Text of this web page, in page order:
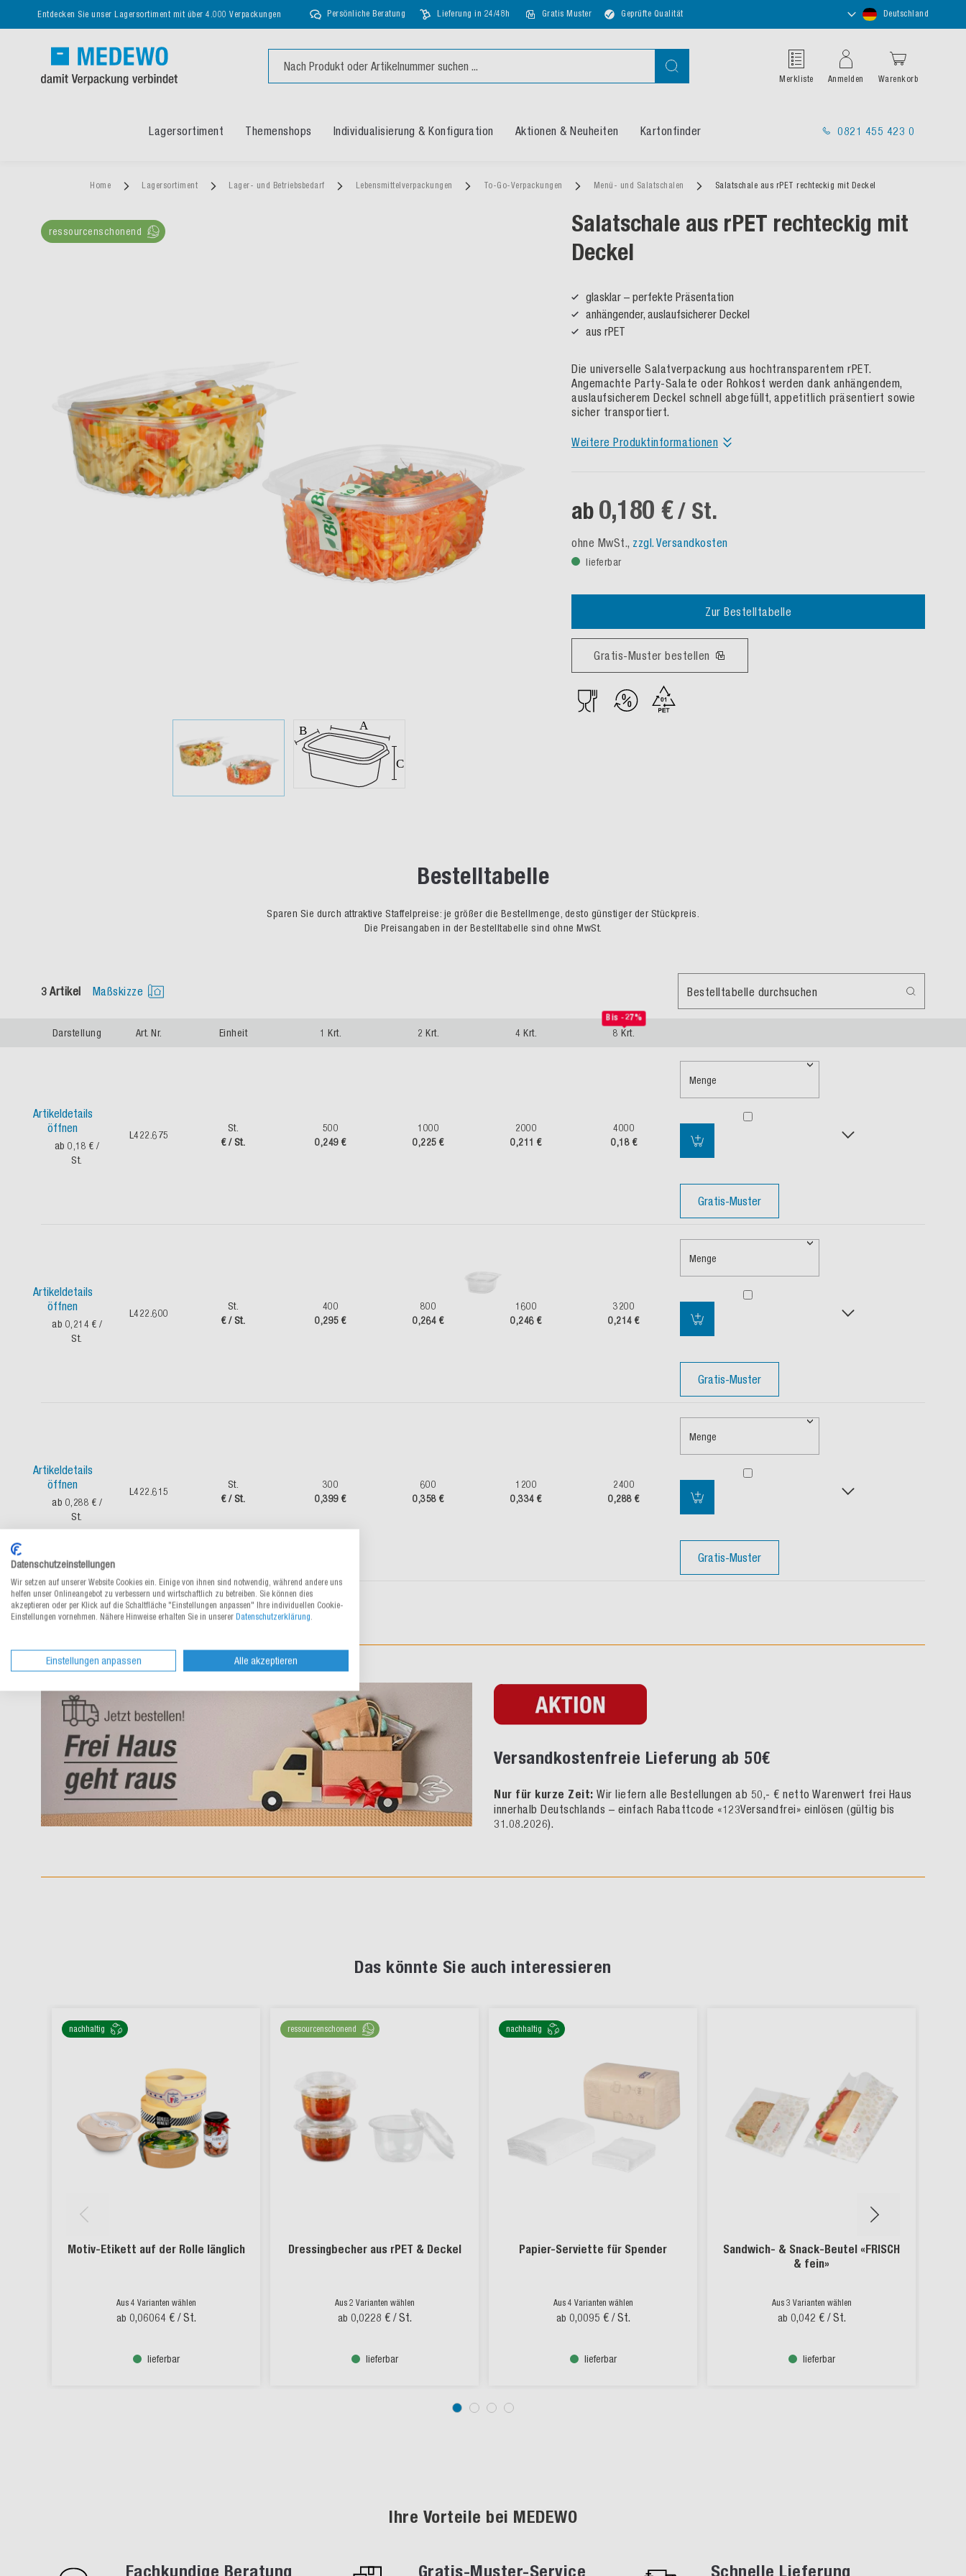
Entdecken Sie unser Lagersortiment mit über 4.000 Verpackungen Persönliche Beratung Lieferung in 24/48h Gratis Muster Geprüfte Qualität
Store
auswählen
Deutschland
Suche
Merkliste Anmelden Warenkorb
Lagersortiment Themenshops Individualisierung & Konfiguration Aktionen & Neuheiten Kartonfinder 0821 455 423 0
Home Lagersortiment Lager- und Betriebsbedarf Lebensmittelverpackungen To-Go-Verpackungen Menü- und Salatschalen Salatschale aus rPET rechteckig mit Deckel
ressourcenschonend
Salatschale aus rPET rechteckig mit
Deckel
glasklar – perfekte Präsentation
anhängender, auslaufsicherer Deckel
aus rPET
Die universelle Salatverpackung aus hochtransparentem rPET.
Angemachte Party-Salate oder Rohkost werden dank anhängendem,
auslaufsicherem Deckel schnell abgefüllt, appetitlich präsentiert sowie
sicher transportiert.
Weitere Produktinformationen
ab 0,180 €/ St.
ohne MwSt., zzgl. Versandkosten
lieferbar
Zur Bestelltabelle
Gratis-Muster bestellen
Bestelltabelle
Sparen Sie durch attraktive Staffelpreise: je größer die Bestellmenge, desto günstiger der Stückpreis.
Die Preisangaben in der Bestelltabelle sind ohne MwSt.
3 Artikel Maßskizze Bestelltabelle durchsuchen
Darstellung Art. Nr. Einheit 1 Krt. 2 Krt. 4 Krt.
Bis -27%
8 Krt.
Artikeldetails
öffnen
ab 0,18 € /
St.
L422.675
St.
€ / St.
500
0,249 €
1000
0,225 €
2000
0,211 €
4000
0,18 €
Menge
Gratis-Muster
Artikeldetails
öffnen
ab 0,214 € /
St.
L422.600
St.
€ / St.
400
0,295 €
800
0,264 €
1600
0,246 €
3200
0,214 €
Menge
Gratis-Muster
Artikeldetails
öffnen
ab 0,288 € /
St.
L422.615
St.
€ / St.
300
0,399 €
600
0,358 €
1200
0,334 €
2400
0,288 €
Menge
Gratis-Muster
Versandkostenfreie Lieferung ab 50€
Nur für kurze Zeit: Wir liefern alle Bestellungen ab 50,- € netto Warenwert frei Haus
innerhalb Deutschlands – einfach Rabattcode «123Versandfrei» einlösen (gültig bis
31.08.2026).
Das könnte Sie auch interessieren
nachhaltig
Motiv-Etikett auf der Rolle länglich
Aus 4 Varianten wählen
ab 0,06064 € / St.
lieferbar
ressourcenschonend
Dressingbecher aus rPET & Deckel
Aus 2 Varianten wählen
ab 0,0228 € / St.
lieferbar
nachhaltig
Papier-Serviette für Spender
Aus 4 Varianten wählen
ab 0,0095 € / St.
lieferbar
Sandwich- & Snack-Beutel «FRISCH
& fein»
Aus 3 Varianten wählen
ab 0,042 € / St.
lieferbar
Ihre Vorteile bei MEDEWO
Fachkundige Beratung Gratis-Muster-Service Schnelle Lieferung
Datenschutzeinstellungen
Wir setzen auf unserer Website Cookies ein. Einige von ihnen sind notwendig, während andere uns
helfen unser Onlineangebot zu verbessern und wirtschaftlich zu betreiben. Sie können dies
akzeptieren oder per Klick auf die Schaltfläche "Einstellungen anpassen" Ihre individuellen Cookie-
Einstellungen vornehmen. Nähere Hinweise erhalten Sie in unserer Datenschutzerklärung.
Einstellungen anpassen Alle akzeptieren